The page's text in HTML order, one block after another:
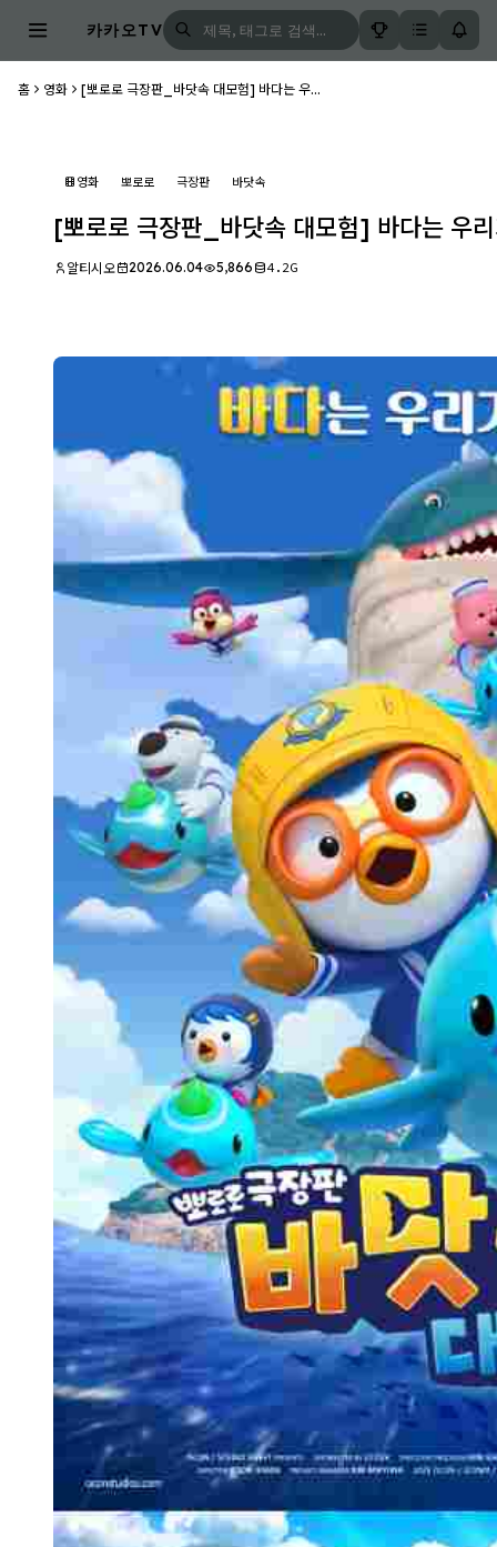
카카오TV
홈 영화 [뽀로로 극장판_바닷속 대모험] 바다는 우...
영화 뽀로로 극장판 바닷속
[뽀로로 극장판_바닷속 대모험] 바다는 우
알티시오 2026.06.04 5,866 4.2G